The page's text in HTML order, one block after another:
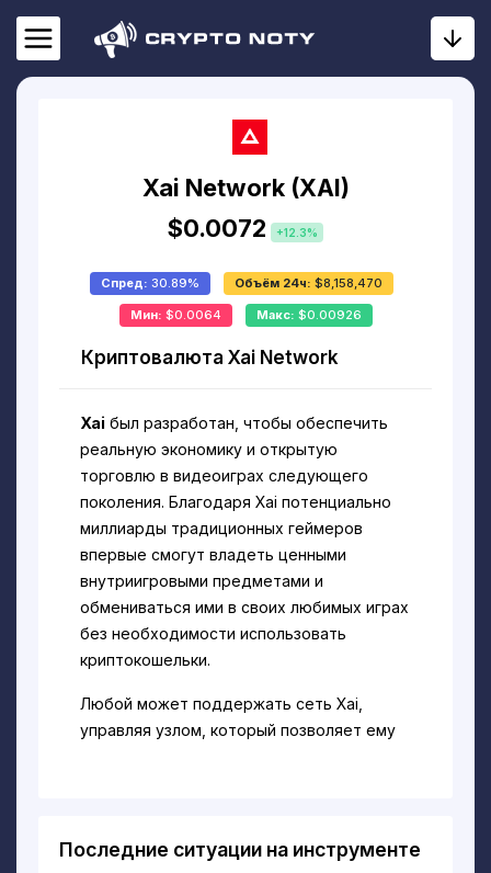
Xai Network (XAI)
$0.0072
+12.3%
Спред: 30.89% Объём 24ч: $8,158,470
Мин: $0.0064 Макс: $0.00926
Криптовалюта Xai Network
Xai был разработан, чтобы обеспечить
реальную экономику и открытую
торговлю в видеоиграх следующего
поколения. Благодаря Xai потенциально
миллиарды традиционных геймеров
впервые смогут владеть ценными
внутриигровыми предметами и
обмениваться ими в своих любимых играх
без необходимости использовать
криптокошельки.
Любой может поддержать сеть Xai,
управляя узлом, который позволяет ему
Последние ситуации на инструменте